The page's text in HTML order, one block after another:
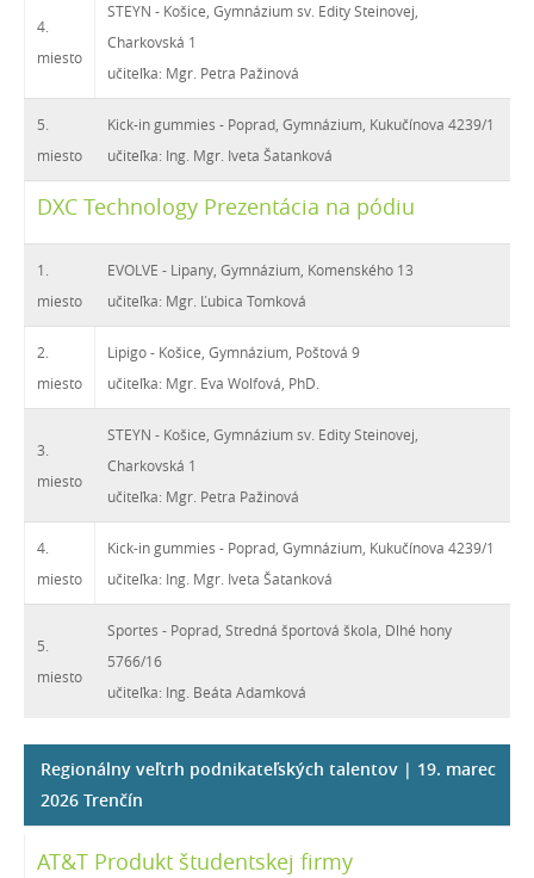
4.
miesto
STEYN - Košice, Gymnázium sv. Edity Steinovej,
Charkovská 1
učiteľka: Mgr. Petra Pažinová
5.
miesto
Kick-in gummies - Poprad, Gymnázium, Kukučínova 4239/1
učiteľka: Ing. Mgr. Iveta Šatanková
DXC Technology Prezentácia na pódiu
1.
miesto
EVOLVE - Lipany, Gymnázium, Komenského 13
učiteľka: Mgr. Ľubica Tomková
2.
miesto
Lipigo - Košice, Gymnázium, Poštová 9
učiteľka: Mgr. Eva Wolfová, PhD.
3.
miesto
STEYN - Košice, Gymnázium sv. Edity Steinovej,
Charkovská 1
učiteľka: Mgr. Petra Pažinová
4.
miesto
Kick-in gummies - Poprad, Gymnázium, Kukučínova 4239/1
učiteľka: Ing. Mgr. Iveta Šatanková
5.
miesto
Sportes - Poprad, Stredná športová škola, Dlhé hony
5766/16
učiteľka: Ing. Beáta Adamková
Regionálny veľtrh podnikateľských talentov | 19. marec
2026 Trenčín
AT&T Produkt študentskej firmy